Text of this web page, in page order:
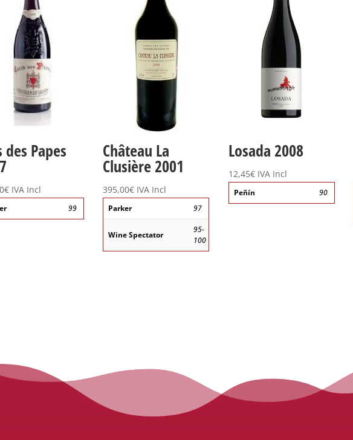
des Papes
€ IVA Incl
99
Château La
Clusière 2001
395,00€ IVA Incl
Parker 97
Wine Spectator
95-
100
Losada 2008
12,45€ IVA Incl
Peñín 90